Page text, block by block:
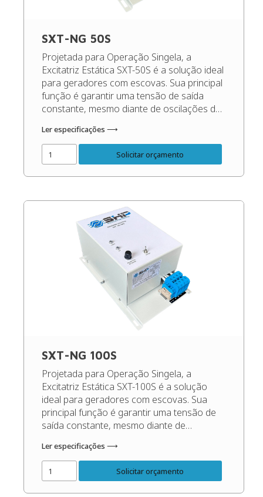
SXT-NG 50S
Projetada para Operação Singela, a
Excitatriz Estática SXT-50S é a solução ideal
para geradores com escovas. Sua principal
função é garantir uma tensão de saída
constante, mesmo diante de oscilações de
desempenho e protegendo os seus
equipamentos. (Recomendado para
geradores de até 140 Kva). Código do
Produto: 50100 Confira o […]
Ler especificações ⟶
Solicitar orçamento
SXT-NG 100S
Projetada para Operação Singela, a
Excitatriz Estática SXT-100S é a solução
ideal para geradores com escovas. Sua
principal função é garantir uma tensão de
saída constante, mesmo diante de
maximizando o desempenho e protegendo
os seus equipamentos. (Recomendado
para geradores de até 300 Kva). Código do
Produto: 50101 Confira o […]
Ler especificações ⟶
Solicitar orçamento